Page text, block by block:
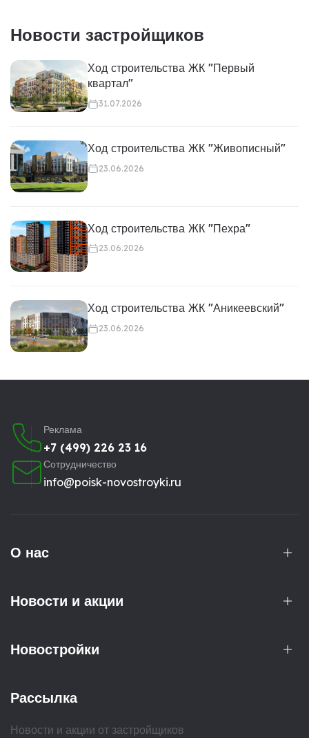
Новости застройщиков
Ход строительства ЖК "Первый
квартал"
31.07.2026
Ход строительства ЖК "Живописный"
23.06.2026
Ход строительства ЖК "Пехра"
23.06.2026
Ход строительства ЖК "Аникеевский"
23.06.2026
Реклама
+7 (499) 226 23 16
Сотрудничество
info@poisk-novostroyki.ru
О нас
Новости и акции
Новостройки
Рассылка
Новости и акции от застройщиков